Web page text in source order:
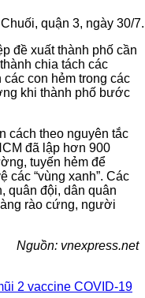
quận 3, ngày 30/
đề xuất thành phố cần
chia tách các
con hẻm trong các
khi thành phố bước
cách theo nguyên tắc
đã lập hơn 900
tuyến hẻm để
các “vùng xanh”. Các
quân đội, dân quân
rào cứng, người
Nguồn: vnexpress.net
2 vaccine COVID-19